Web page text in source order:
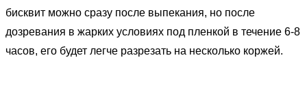
бисквит можно сразу после выпекания, но после
дозревания в жарких условиях под пленкой в течение 6-8
часов, его будет легче разрезать на несколько коржей.